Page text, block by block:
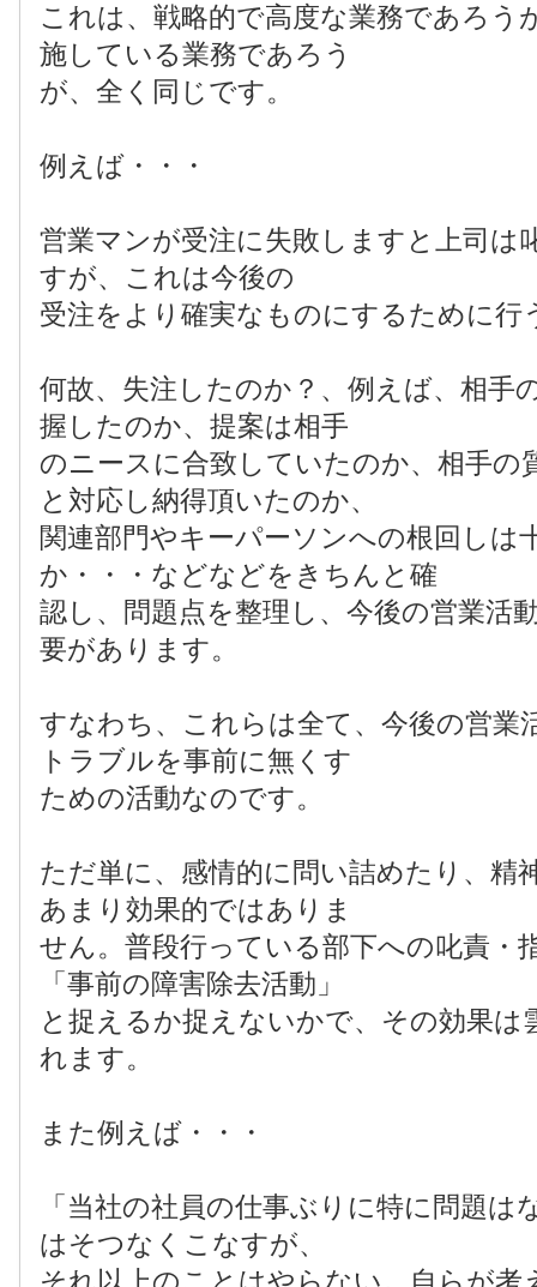
これは、戦略的で高度な業務であろう
施している業務であろう
が、全く同じです。
例えば・・・
営業マンが受注に失敗しますと上司は
すが、これは今後の
受注をより確実なものにするために行
何故、失注したのか？、例えば、相手
握したのか、提案は相手
のニースに合致していたのか、相手の
と対応し納得頂いたのか、
関連部門やキーパーソンへの根回しは
か・・・などなどをきちんと確
認し、問題点を整理し、今後の営業活
要があります。
すなわち、これらは全て、今後の営業
トラブルを事前に無くす
ための活動なのです。
ただ単に、感情的に問い詰めたり、精
あまり効果的ではありま
せん。普段行っている部下への叱責・
「事前の障害除去活動」
と捉えるか捉えないかで、その効果は
れます。
また例えば・・・
「当社の社員の仕事ぶりに特に問題は
はそつなくこなすが、